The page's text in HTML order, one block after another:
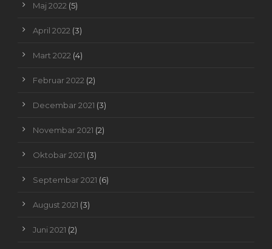
Maj 2022 (5)
April 2022 (3)
Mart 2022 (4)
Februar 2022 (2)
Decembar 2021 (3)
Novembar 2021 (2)
Oktobar 2021 (3)
Septembar 2021 (6)
August 2021 (3)
Juni 2021 (2)